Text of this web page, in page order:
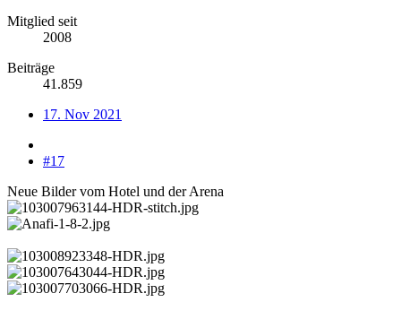
Mitglied seit
2008
Beiträge
41.859
17. Nov 2021
#17
Neue Bilder vom Hotel und der Arena